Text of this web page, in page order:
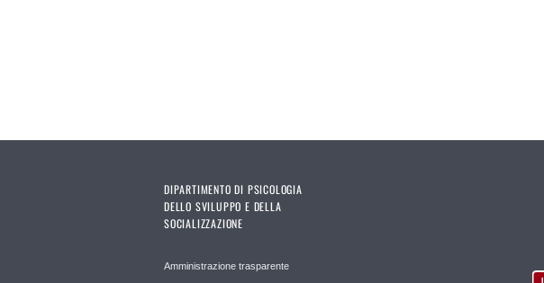
DIPARTIMENTO DI PSICOLOGIA
DELLO SVILUPPO E DELLA
SOCIALIZZAZIONE
Amministrazione trasparente